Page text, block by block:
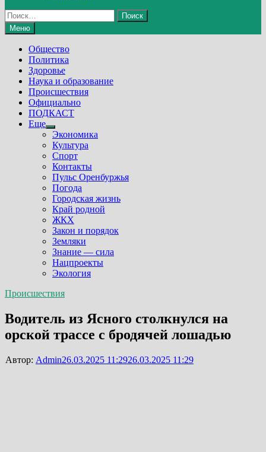
Найти:
Меню
Общество
Политика
Здоровье
Наука и образование
Происшествия
Официально
ПОДКАСТ
Еще
Show
sub
menu
Экономика
Культура
Спорт
Контакты
Пульс Оренбуржья
Погода
Городская жизнь
Край родной
ЖКХ
Закон и порядок
Земляки
Знание — сила
Нацпроекты
Экология
Происшествия
Водитель из Ясного столкнулся на
орской трассе с бродячей лошадью
Автор: Admin26.03.2025 11:2926.03.2025 11:29